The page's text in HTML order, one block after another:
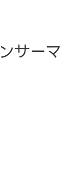
サーマ